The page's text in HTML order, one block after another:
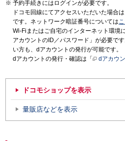
予約手続きにはログインが必要です。
ドコモ回線にてアクセスいただいた場合
です。ネットワーク暗証番号については
Wi-Fiまたはご自宅のインターネット環境
アカウントのID／パスワード」が必要で
い方も、dアカウントの発行が可能です。
dアカウントの発行・確認は「
dアカウ
ドコモショップを表示
量販店などを表示